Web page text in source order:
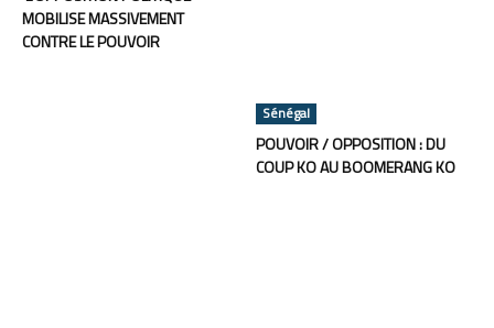
MOBILISE MASSIVEMENT
CONTRE LE POUVOIR
Sénégal
POUVOIR / OPPOSITION : DU
COUP KO AU BOOMERANG KO